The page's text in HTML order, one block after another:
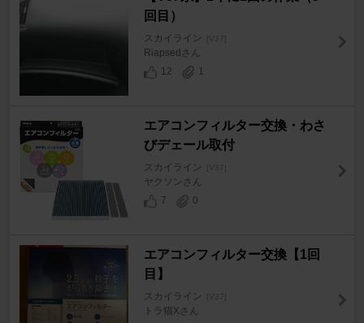
回目）
スカイライン [V37]
Riapsedさん
12
1
エアコンフィルター交換・わさ
びデェール取付
スカイライン [V37]
ヤクソンさん
7
0
エアコンフィルター交換【1回
目】
スカイライン [V37]
トラ猫Xさん